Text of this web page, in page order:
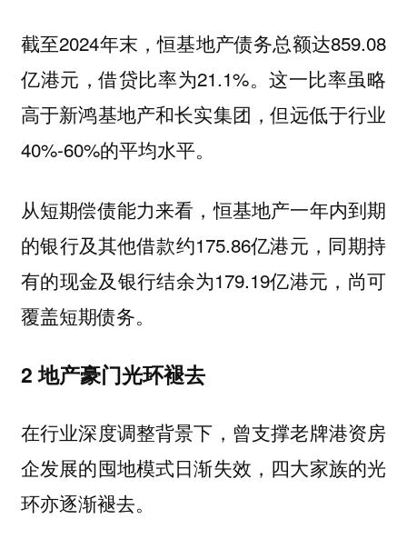
截至2024年末，恒基地产债务总额达859.08
亿港元，借贷比率为21.1%。这一比率虽略
高于新鸿基地产和长实集团，但远低于行业
40%-60%的平均水平。
从短期偿债能力来看，恒基地产一年内到期
的银行及其他借款约175.86亿港元，同期持
有的现金及银行结余为179.19亿港元，尚可
覆盖短期债务。
2 地产豪门光环褪去
在行业深度调整背景下，曾支撑老牌港资房
企发展的囤地模式日渐失效，四大家族的光
环亦逐渐褪去。